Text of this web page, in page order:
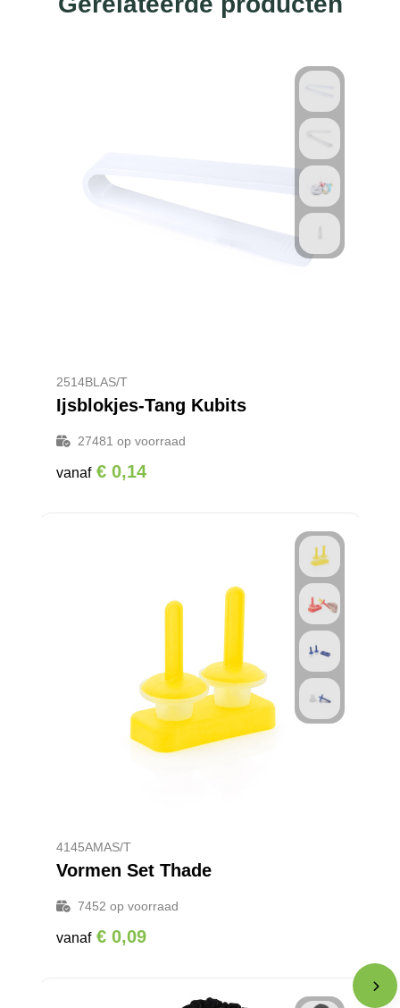
2514BLAS/T
Ijsblokjes-Tang Kubits
27481 op voorraad
vanaf € 0,14
4145AMAS/T
Vormen Set Thade
7452 op voorraad
vanaf € 0,09